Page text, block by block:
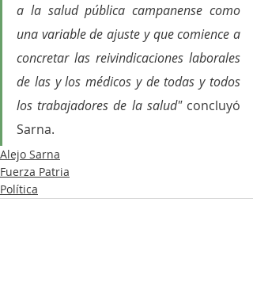
a la salud pública campanense como
una variable de ajuste y que comience a
concretar las reivindicaciones laborales
de las y los médicos y de todas y todos
los trabajadores de la salud" concluyó
Sarna.
Alejo Sarna
Fuerza Patria
Política